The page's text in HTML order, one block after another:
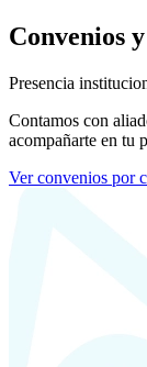
Convenios
Presencia
Contamos con
acompañarte en tu
Ver convenios por